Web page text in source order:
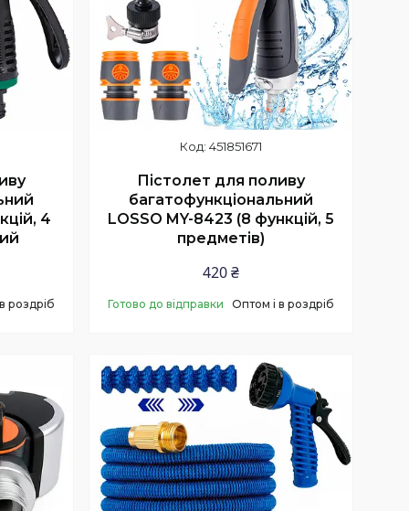
4
роздріб
451851671
Пістолет для поливу
багатофункціональний
LOSSO MY-8423 (8 функцій, 5
предметів)
420 ₴
Готово до відправки Оптом і в роздріб
Купити